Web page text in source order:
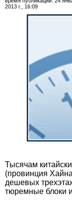
2013 г., 16:09
Тысячам
(провинция
дешевых
тюремные блоки